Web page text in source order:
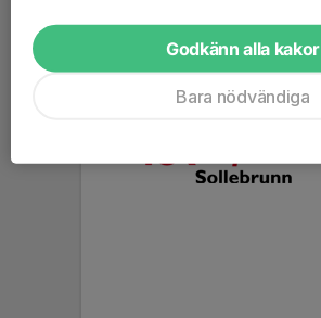
Godkänn alla kakor
Bara nödvändiga